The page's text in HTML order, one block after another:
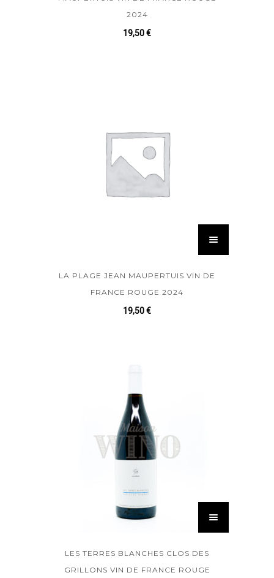
2024
19,50€
LA PLAGE JEAN MAUPERTUIS VIN DE
FRANCE ROUGE 2024
19,50€
LES TERRES BLANCHES CLOS DES
GRILLONS VIN DE FRANCE ROUGE